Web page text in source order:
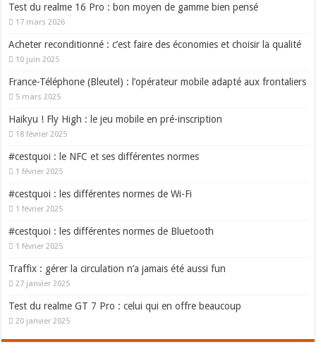
Test du realme 16 Pro : bon moyen de gamme bien pensé
17 mars 2026
Acheter reconditionné : c’est faire des économies et choisir la qualité
10 juin 2025
France-Téléphone (Bleutel) : l’opérateur mobile adapté aux frontaliers
5 mars 2025
Haikyu ! Fly High : le jeu mobile en pré-inscription
18 février 2025
#cestquoi : le NFC et ses différentes normes
1 février 2025
#cestquoi : les différentes normes de Wi-Fi
1 février 2025
#cestquoi : les différentes normes de Bluetooth
1 février 2025
Traffix : gérer la circulation n’a jamais été aussi fun
27 janvier 2025
Test du realme GT 7 Pro : celui qui en offre beaucoup
20 janvier 2025